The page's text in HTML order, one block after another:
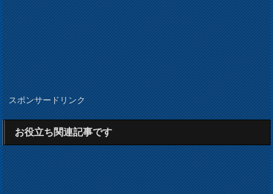
スポンサードリンク
お役立ち関連記事です